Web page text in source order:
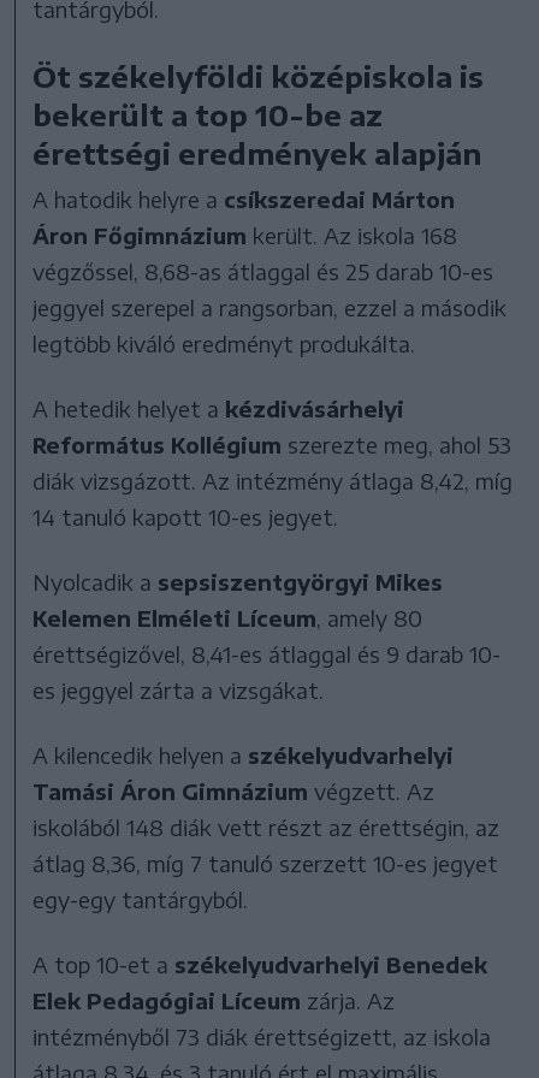
tantárgyból.
Öt székelyföldi középiskola is
bekerült a top 10-be az
érettségi eredmények alapján
A hatodik helyre a csíkszeredai Márton
Áron Főgimnázium került. Az iskola 168
végzőssel, 8,68-as átlaggal és 25 darab 10-es
jeggyel szerepel a rangsorban, ezzel a második
legtöbb kiváló eredményt produkálta.
A hetedik helyet a kézdivásárhelyi
Református Kollégium szerezte meg, ahol 53
diák vizsgázott. Az intézmény átlaga 8,42, míg
14 tanuló kapott 10-es jegyet.
Nyolcadik a sepsiszentgyörgyi Mikes
Kelemen Elméleti Líceum, amely 80
érettségizővel, 8,41-es átlaggal és 9 darab 10-
es jeggyel zárta a vizsgákat.
A kilencedik helyen a székelyudvarhelyi
Tamási Áron Gimnázium végzett. Az
iskolából 148 diák vett részt az érettségin, az
átlag 8,36, míg 7 tanuló szerzett 10-es jegyet
egy-egy tantárgyból.
A top 10-et a székelyudvarhelyi Benedek
Elek Pedagógiai Líceum zárja. Az
intézményből 73 diák érettségizett, az iskola
átlaga 8,34, és 3 tanuló ért el maximális